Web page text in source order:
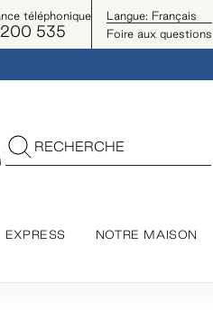
téléphonique
535
Langue: Français
Foire aux questions
RECHERCHE
EXPRESS NOTRE MAISON